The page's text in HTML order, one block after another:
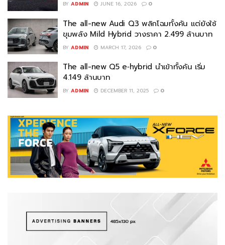
BY ADMIN JUNE 16, 2026 0
The all-new Audi Q3 พลิกโฉมทั้งคัน แต่ยังใช้
ขุมพลัง Mild Hybrid วางราคา 2.499 ล้านบาท
BY ADMIN MARCH 17, 2026 0
The all-new Q5 e‑hybrid นำเข้าทั้งคัน เริ่ม
4.149 ล้านบาท
BY ADMIN DECEMBER 11, 2025 0